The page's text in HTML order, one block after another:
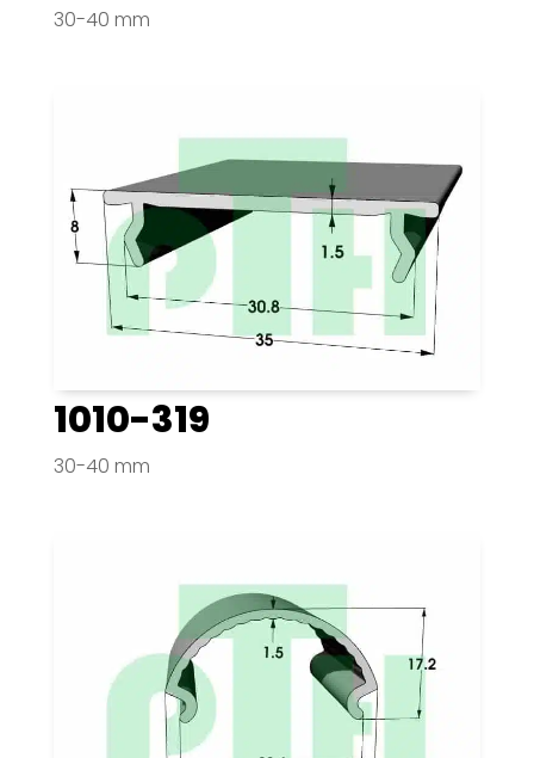
30-40 mm
1010-319
30-40 mm